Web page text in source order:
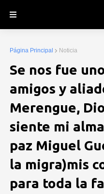
Página Principal Noticia
Se nos fue
amigos y
Merengue,
siente mi
paz Miguel
la migra)mis
para toda la